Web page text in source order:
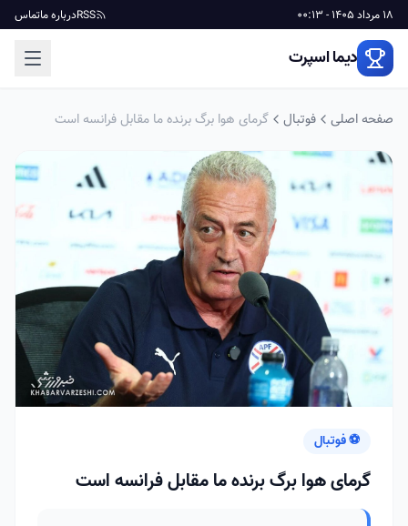
18 مرداد 1405 - 00:13 RSSدرباره ماتماس
دیما اسپرت
صفحه اصلی فوتبال گرمای هوا برگ برنده ما مقابل فرانسه است
⚽ فوتبال
گرمای هوا برگ برنده ما مقابل فرانسه است